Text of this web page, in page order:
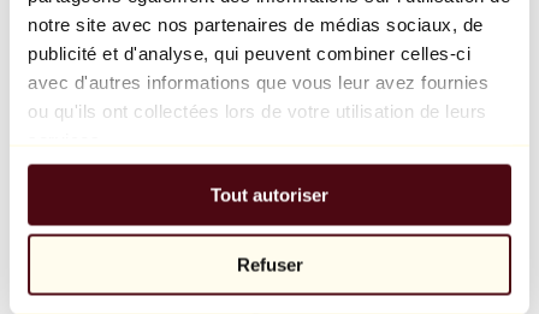
notre site avec nos partenaires de médias sociaux, de
publicité et d'analyse, qui peuvent combiner celles-ci
avec d'autres informations que vous leur avez fournies
ou qu'ils ont collectées lors de votre utilisation de leurs
Tout autoriser
Refuser
Balloon Dog (Orange)
Jeff Koons
10 000 €
Parcourir
Tous les sculpteurs
Tous les photographes